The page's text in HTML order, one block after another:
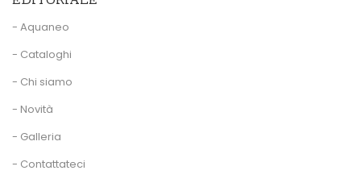
- Aquaneo
- Cataloghi
- Chi siamo
- Novità
- Galleria
- Contattateci